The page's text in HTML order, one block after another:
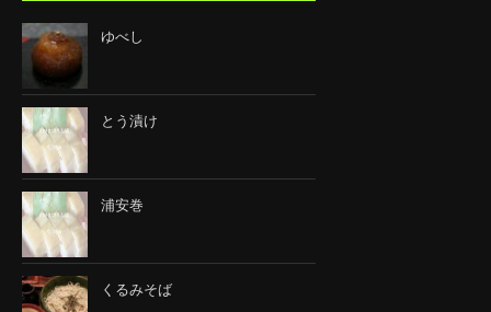
ゆべし
とう漬け
浦安巻
くるみそば